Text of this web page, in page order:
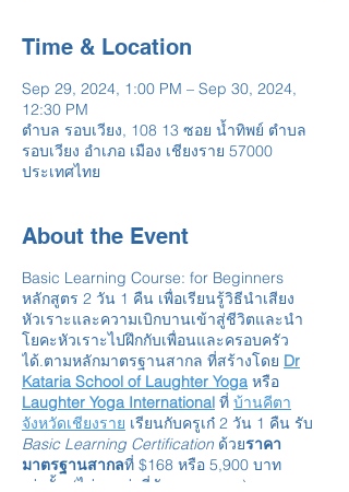
Time & Location
Sep 29, 2024, 1:00 PM – Sep 30, 2024,
12:30 PM
ตำบล รอบเวียง, 108 13 ซอย น้ำทิพย์ ตำบล
รอบเวียง อำเภอ เมือง เชียงราย 57000
ประเทศไทย
About the Event
Basic Learning Course: for Beginners
หลักสูตร 2 วัน 1 คืน เพื่อเรียนรู้วิธีนำเสียง
หัวเราะและความเบิกบานเข้าสู่ชีวิตและนำ
โยคะหัวเราะไปฝึกกับเพื่อนและครอบครัว
ได้.ตามหลักมาตรฐานสากล ที่สร้างโดย Dr
Kataria School of Laughter Yoga หรือ
Laughter Yoga International ที่ บ้านคีตา
จังหวัดเชียงราย เรียนกับครูเก๋ 2 วัน 1 คืน รับ
Basic Learning Certification ด้วยราคา
มาตรฐานสากลที่ $168 หรือ 5,900 บาท
เท่านั้น (ไม่รวมค่าที่พักและอาหาร)